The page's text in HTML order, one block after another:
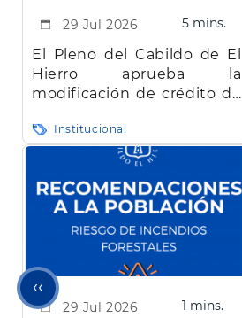
29 Jul 2026 5 mins.
El Pleno del Cabildo de El
Hierro aprueba la
modificación de crédito de
euros bloqueada desde
abril
Institucional
29 Jul 2026 1 mins.
Página
anterior
‹‹